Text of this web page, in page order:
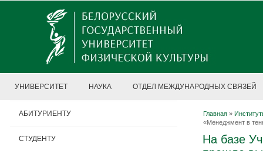
УНИВЕРСИТЕТ НАУКА ОТДЕЛ МЕЖДУНАРОДНЫХ СВЯЗЕЙ
Главная »
«Менеджмент в
На базе
АБИТУРИЕНТУ
СТУДЕНТУ